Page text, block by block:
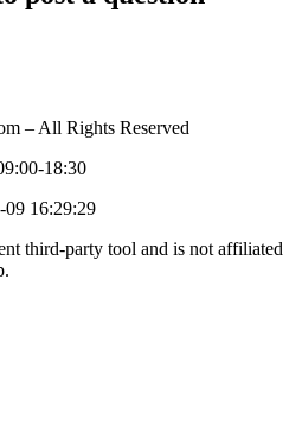
– All Rights Reserved
18:30
09 16:29:29
third-party tool and is not affiliated